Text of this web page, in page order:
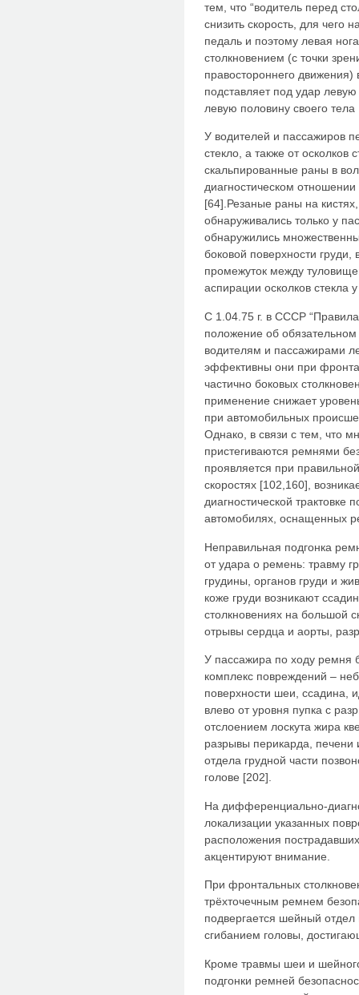
тем, что “водитель перед
снизить скорость, для чего
педаль и поэтому левая
столкновением (с точки
правостороннего движения)
подставляет под удар
левую половину своего тела
У водителей и пассажиров
стекло, а также от
скальпированные раны в
диагностическом
[64].Резаные раны на
обнаруживались только у
обнаружились
боковой поверхности груди,
промежуток между
аспирации осколков стекла
С 1.04.75 г. в СССР
положение об
водителям и пассажирами
эффективны они при
частично боковых
применение снижает
при автомобильных
Однако, в связи с тем, что
пристегиваются ремнями
проявляется при
скоростях [102,160],
диагностической трактовке
автомобилях, оснащенных
Неправильная подгонка
от удара о ремень: травму
грудины, органов груди и
коже груди возникают
столкновениях на большой
отрывы сердца и аорты,
У пассажира по ходу ремня
комплекс повреждений –
поверхности шеи, ссадина,
влево от уровня пупка с
отслоением лоскута жира
разрывы перикарда, печени
отдела грудной части
голове [202].
На дифференциально-
локализации указанных
расположения
акцентируют внимание.
При фронтальных
трёхточечным ремнем
подвергается шейный отдел
сгибанием головы,
Кроме травмы шеи и
подгонки ремней